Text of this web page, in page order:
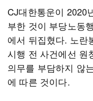
CJ대한통운이 2020
부한 것이 부당노동
에서 뒤집혔다. 노란
시행 전 사건에선 원
의무를 부담하지 않
에 따른 것이다.